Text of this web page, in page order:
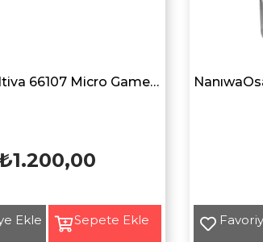
Owner Cultiva 66107 Micro Game PE 4x 150mt Orange İp Misina
Yeni